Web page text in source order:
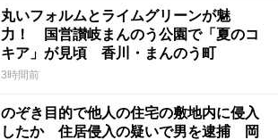
丸いフォルムとライムグリーンが魅
力！ 国営讃岐まんのう公園で「夏のコ
キア」が見頃 香川・まんのう町
3時間前
のぞき目的で他人の住宅の敷地内に侵入
したか 住居侵入の疑いで男を逮捕 岡